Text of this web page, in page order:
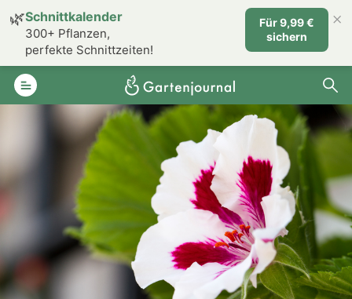
🌿Schnittkalender
300+ Pflanzen,
perfekte Schnittzeiten!
Für 9,99 €
sichern
×